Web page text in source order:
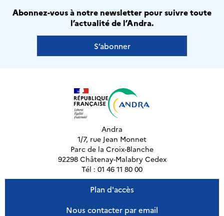
Abonnez-vous à notre newsletter pour suivre toute
l’actualité de l’Andra.
S’abonner
Andra
1/7, rue Jean Monnet
Parc de la Croix-Blanche
92298 Châtenay-Malabry Cedex
Tél : 01 46 11 80 00
Plan d'accès
Nous contacter par email